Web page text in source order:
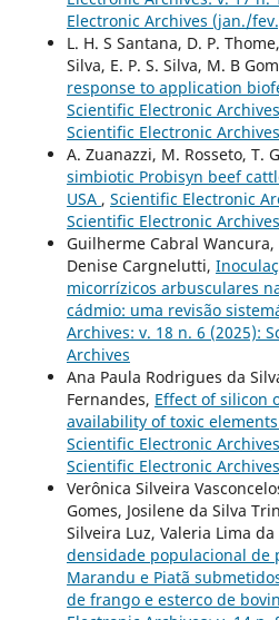
Electronic Archives (jan./
L. H. S Santana, D. P.
Silva, E. P. S. Silva, M. B
response to application
Scientific Electronic
Scientific Electronic Archives
A. Zuanazzi, M. Rosseto, T.
simbiotic Probisyn beef
USA , Scientific Electronic
Scientific Electronic Archives
Guilherme Cabral
Denise Cargnelutti,
micorrízicos arbusculares
cádmio: uma revisão
Archives: v. 18 n. 6 (2025):
Archives
Ana Paula Rodrigues da
Fernandes, Effect of silicon
availability of toxic
Scientific Electronic
Scientific Electronic Archives
Verônica Silveira
Gomes, Josilene da Silva
Silveira Luz, Valeria Lima da
densidade populacional de
Marandu e Piatã
de frango e esterco de